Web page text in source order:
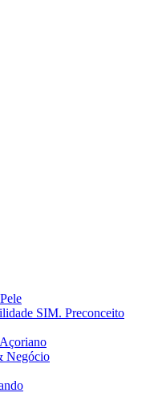
SIM. Preconceito
Negócio